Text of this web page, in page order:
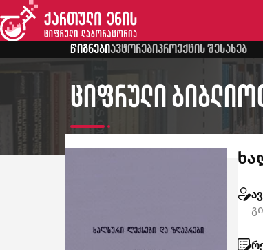
წიგნებიავტორებიპროექტის შესახებ
ციფრული